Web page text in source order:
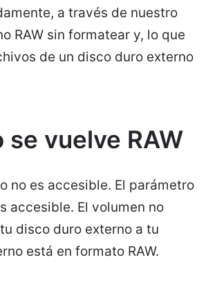
a través de nuestro
RAW sin formatear y, lo que
de un disco duro externo
vuelve RAW
no es accesible. El parámetro
accesible. El volumen no
disco duro externo a tu
está en formato RAW.